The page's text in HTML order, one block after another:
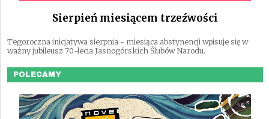
Sierpień miesiącem trzeźwości
Tegoroczna inicjatywa sierpnia - miesiąca abstynencji wpisuje się w
ważny jubileusz 70-lecia Jasnogórskich Ślubów Narodu.
POLECAMY